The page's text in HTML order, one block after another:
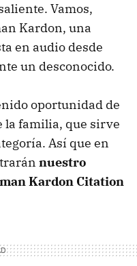
Vamos,
Kardon, una
en audio desde
un desconocido.
oportunidad de
la familia, que sirve
Así que en
nuestro
Kardon Citation